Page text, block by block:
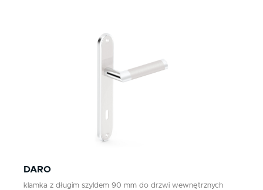
DARO
klamka z długim szyldem 90 mm do drzwi wewnętrznych